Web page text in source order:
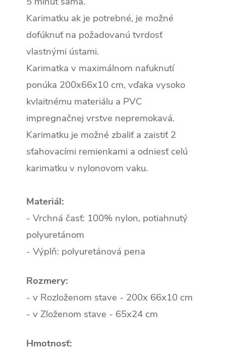
Karimatku ak je potrebné, je možné
dofúknuť na požadovanú tvrdosť
vlastnými ústami.
Karimatka v maximálnom nafuknutí
ponúka 200x66x10 cm, vďaka vysoko
kvlaitnému materiálu a PVC
impregnačnej vrstve nepremokavá.
Karimatku je možné zbaliť a zaistiť 2
sťahovacími remienkami a odniesť celú
karimatku v nylonovom vaku.
Materiál:
- Vrchná časť: 100% nylon, potiahnutý
polyuretánom
- Výplň: polyuretánová pena
Rozmery:
- v Rozloženom stave - 200x 66x10 cm
- v Zloženom stave - 65x24 cm
Hmotnosť: